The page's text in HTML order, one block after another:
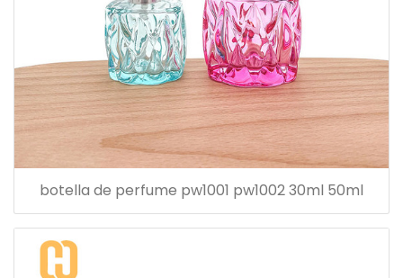
botella de perfume pw1001 pw1002 30ml 50ml